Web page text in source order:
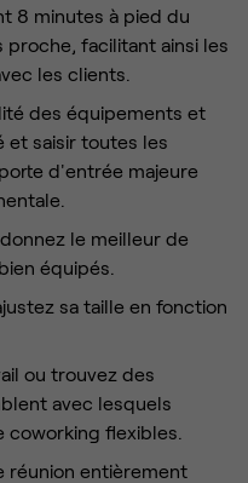
8 minutes à pied du
facilitant ainsi les
les clients.
des équipements et
et saisir toutes les
d'entrée majeure
le meilleur de
équipés.
sa taille en fonction
ou trouvez des
avec lesquels
flexibles.
réunion entièrement